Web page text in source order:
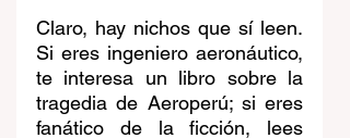
Claro, hay nichos que sí leen.
Si eres ingeniero aeronáutico,
te interesa un libro sobre la
tragedia de Aeroperú; si eres